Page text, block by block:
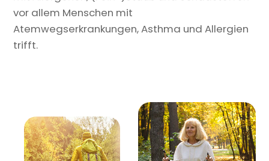
vor allem Menschen mit
Atemwegserkrankungen, Asthma und Allergien
trifft.